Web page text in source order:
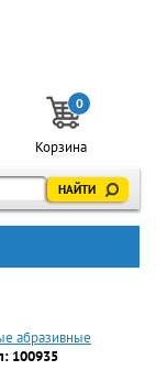
0
Корзина
абразивные
100935